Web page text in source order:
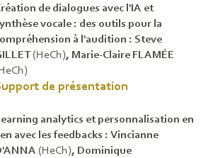
de dialogues avec l'IA et
vocale : des outils pour la
à l'audition : Steve
(HeCh), Marie-Claire FLAMÉE
de présentation
analytics et personnalisation en
avec les feedbacks : Vincianne
(HeCh), Dominique